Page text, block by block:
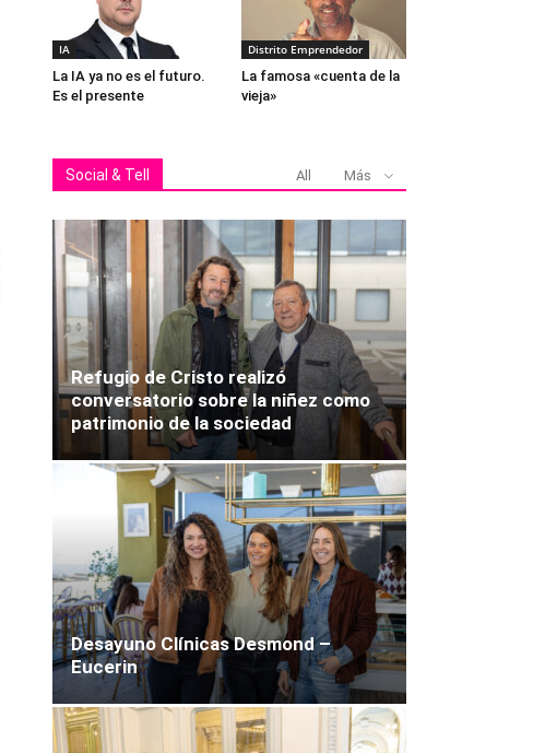
IA
La IA ya no es el futuro.
Es el presente
Distrito Emprendedor
La famosa «cuenta de la
vieja»
Social & Tell All Más
Refugio de Cristo realizó
conversatorio sobre la niñez como
patrimonio de la sociedad
Desayuno Clínicas Desmond –
Eucerin